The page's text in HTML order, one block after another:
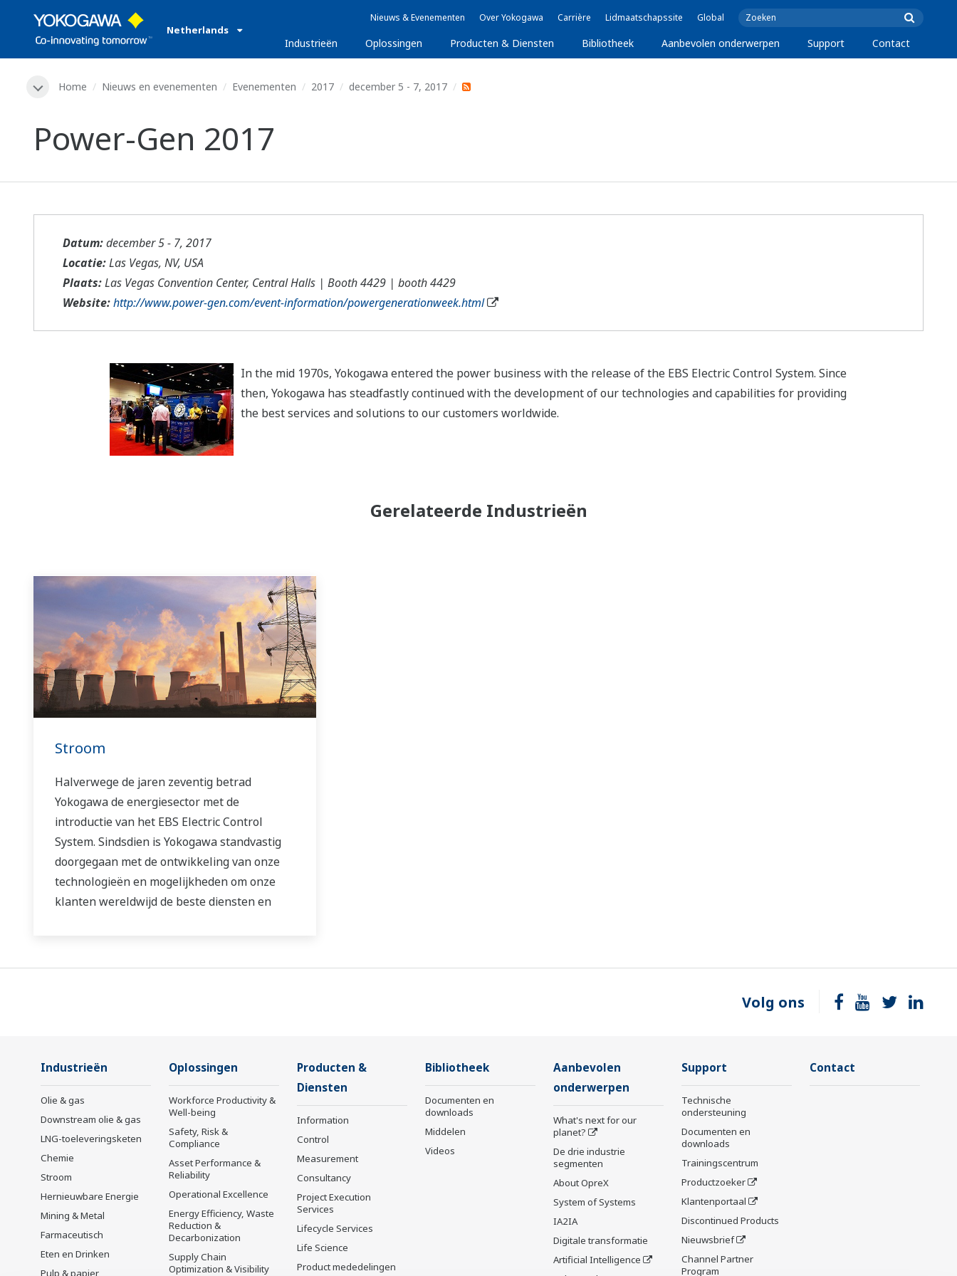
Netherlands
Nieuws & Evenementen Over Yokogawa Carrière Lidmaatschapssite Global
Industrieën Oplossingen Producten & Diensten Bibliotheek Aanbevolen onderwerpen Support Contact
Home Nieuws en evenementen Evenementen 2017 december 5 - 7, 2017
Power-Gen 2017
Datum:december 5 - 7, 2017
Locatie:Las Vegas, NV, USA
Plaats:Las Vegas Convention Center, Central Halls | Booth 4429 | booth 4429
Website:http://www.power-gen.com/event-information/powergenerationweek.html
In the mid 1970s, Yokogawa entered the power business with the release of the EBS Electric Control System. Since
then, Yokogawa has steadfastly continued with the development of our technologies and capabilities for providing
the best services and solutions to our customers worldwide.
Gerelateerde Industrieën
Stroom
Halverwege de jaren zeventig betrad
Yokogawa de energiesector met de
introductie van het EBS Electric Control
System. Sindsdien is Yokogawa standvastig
doorgegaan met de ontwikkeling van onze
technologieën en mogelijkheden om onze
klanten wereldwijd de beste diensten en
middelen en branchekennis bij elkaar zijn
gebracht. De experts uit de energiesector
van Yokogawa werken samen om elke klant
de oplossing te bieden die het beste aansluit
bij zijn geavanceerde eisen.
Volg ons
Industrieën
Olie & gas
Downstream olie & gas
LNG-toeleveringsketen
Chemie
Stroom
Hernieuwbare Energie
Mining & Metal
Farmaceutisch
Eten en Drinken
Pulp & papier
Oplossingen
Workforce Productivity &
Well-being
Safety, Risk &
Compliance
Asset Performance &
Reliability
Operational Excellence
Energy Efficiency, Waste
Reduction &
Decarbonization
Supply Chain
Optimization & Visibility
Producten &
Diensten
Information
Control
Measurement
Consultancy
Project Execution
Services
Lifecycle Services
Life Science
Product mededelingen
Bibliotheek
Documenten en
downloads
Middelen
Videos
Aanbevolen
onderwerpen
What's next for our
planet?
De drie industrie
segmenten
About OpreX
System of Systems
IA2IA
Digitale transformatie
Artificial Intelligence
Support
Technische
ondersteuning
Documenten en
downloads
Trainingscentrum
Productzoeker
Klantenportaal
Discontinued Products
Nieuwsbrief
Channel Partner
Program
Contact